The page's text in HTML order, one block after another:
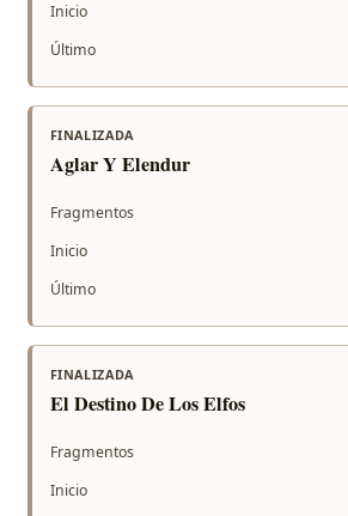
Inicio
Último
FINALIZADA
Aglar Y Elendur
Fragmentos
Inicio
Último
FINALIZADA
El Destino De Los Elfos
Fragmentos
Inicio